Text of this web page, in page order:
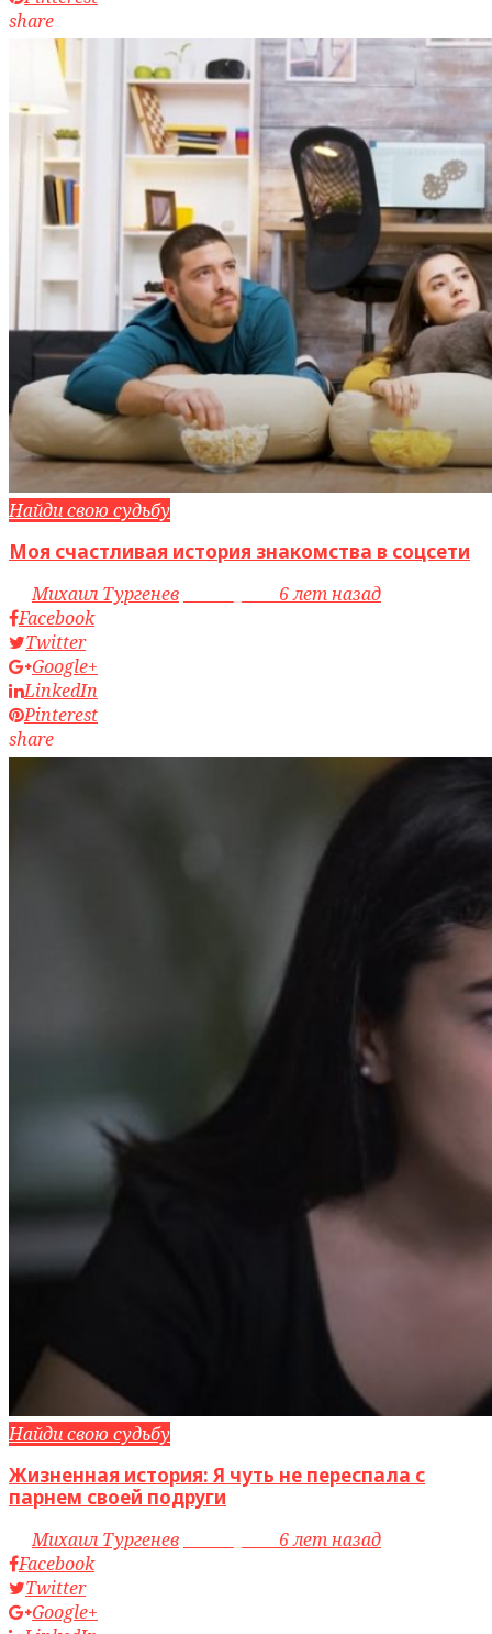
share
Найди свою судьбу
Моя счастливая история знакомства в соцсети
byМихаил Тургенев
6 лет назад
Facebook
Twitter
Google+
LinkedIn
Pinterest
share
Найди свою судьбу
Жизненная история: Я чуть не переспала с
парнем своей подруги
byМихаил Тургенев
6 лет назад
Facebook
Twitter
Google+